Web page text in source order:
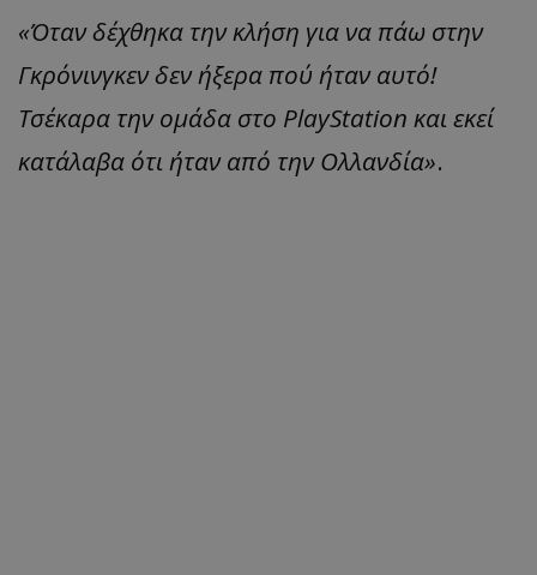
«Όταν δέχθηκα την κλήση για να πάω στην
Γκρόνινγκεν δεν ήξερα πού ήταν αυτό!
Τσέκαρα την ομάδα στο PlayStation και εκεί
κατάλαβα ότι ήταν από την Ολλανδία».